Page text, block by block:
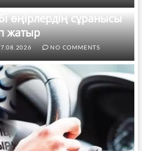
өңірлердің сұранысы
жатыр
NO COMMENTS